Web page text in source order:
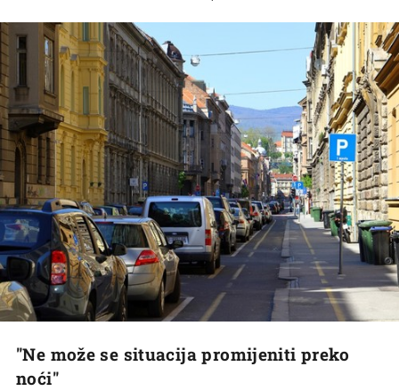
"Ne može se situacija promijeniti preko
noći"